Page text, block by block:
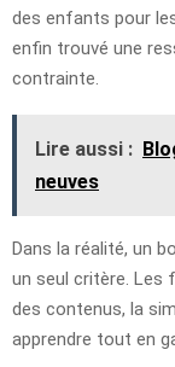
des enfants pour
enfin trouvé une
contrainte.
Lire aussi :
neuves
Dans la réalité, un
un seul critère. Les
des contenus, la
apprendre tout en